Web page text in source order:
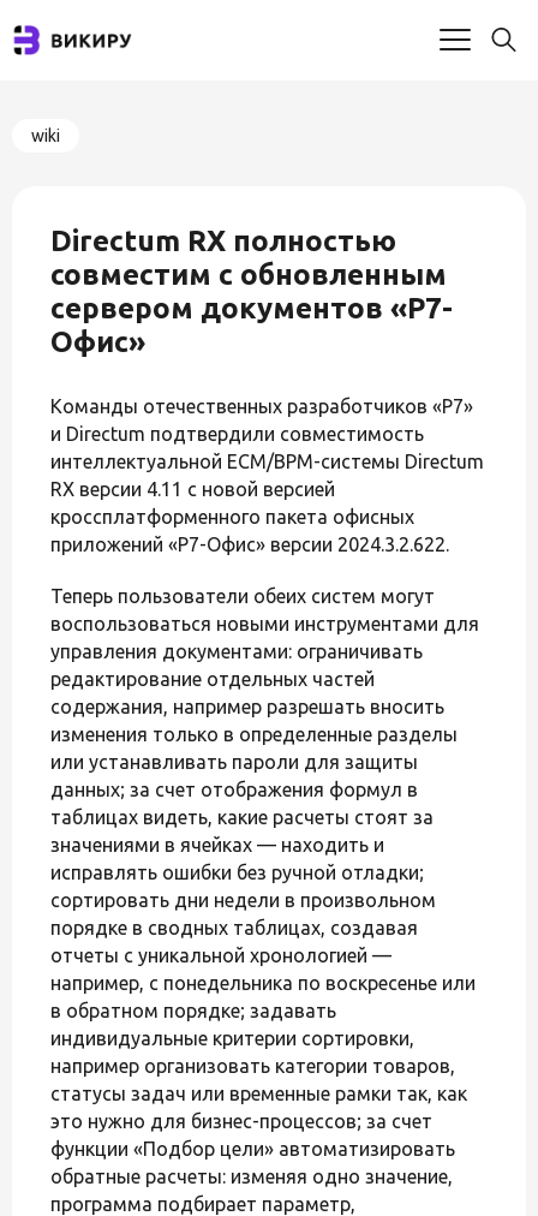
wiki
Directum RX полностью
совместим с обновленным
сервером документов «Р7-
Офис»
Команды отечественных разработчиков «Р7»
и Directum подтвердили совместимость
интеллектуальной ECM/BPM-системы Directum
RX версии 4.11 с новой версией
кроссплатформенного пакета офисных
приложений «Р7-Офис» версии 2024.3.2.622.
Теперь пользователи обеих систем могут
воспользоваться новыми инструментами для
управления документами: ограничивать
редактирование отдельных частей
содержания, например разрешать вносить
изменения только в определенные разделы
или устанавливать пароли для защиты
данных; за счет отображения формул в
таблицах видеть, какие расчеты стоят за
значениями в ячейках — находить и
исправлять ошибки без ручной отладки;
сортировать дни недели в произвольном
порядке в сводных таблицах, создавая
отчеты с уникальной хронологией —
например, с понедельника по воскресенье или
в обратном порядке; задавать
индивидуальные критерии сортировки,
например организовать категории товаров,
статусы задач или временные рамки так, как
это нужно для бизнес-процессов; за счет
функции «Подбор цели» автоматизировать
обратные расчеты: изменяя одно значение,
программа подбирает параметр,